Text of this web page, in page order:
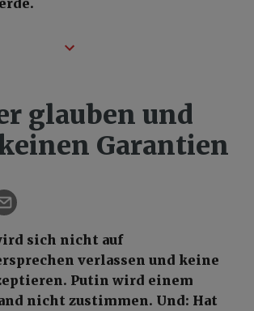
glauben und
Garantien
sich nicht auf
verlassen und keine
Putin wird einem
nicht zustimmen. Und: Hat